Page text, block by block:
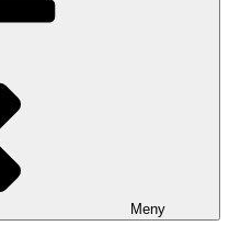
Meny